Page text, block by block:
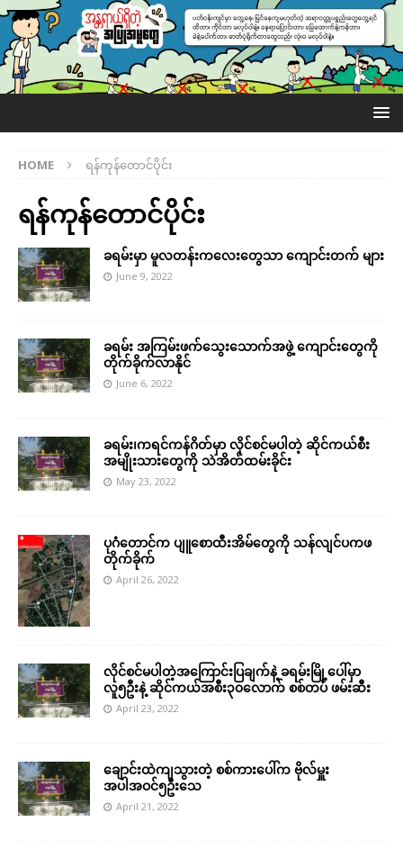
HOME ရန်ကုန်တောင်ပိုင်း
ရန်ကုန်တောင်ပိုင်း
ခရမ်းမှာ မူလတန်းကလေးတွေသာ ကျောင်းတက် များ
June 9, 2022
ခရမ်း အကြမ်းဖက်သွေးသောက်အဖွဲ့ ကျောင်းတွေကို
တိုက်ခိုက်လာနိုင်
June 6, 2022
ခရမ်း၊ကရင်ကန်ဂိတ်မှာ လိုင်စင်မပါတဲ့ ဆိုင်ကယ်စီး
အမျိုးသားတွေကို သဲအိတ်ထမ်းခိုင်း
May 23, 2022
ပုဂံတောင်က ပျူစောထီးအိမ်တွေကို သန်လျင်ပကဖ
တိုက်ခိုက်
April 26, 2022
လိုင်စင်မပါတဲ့အကြောင်းပြချက်နဲ့ ခရမ်းမြို့ပေါ်မှာ
လူ၅ဦးနဲ့ ဆိုင်ကယ်အစီး၃၀လောက် စစ်တပ် ဖမ်းဆီး
April 23, 2022
ချောင်းထဲကျသွားတဲ့ စစ်ကားပေါ်က ဗိုလ်မှူး
အပါအဝင်၅ဦးသေ
April 21, 2022